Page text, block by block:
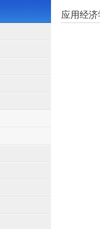
应用经济